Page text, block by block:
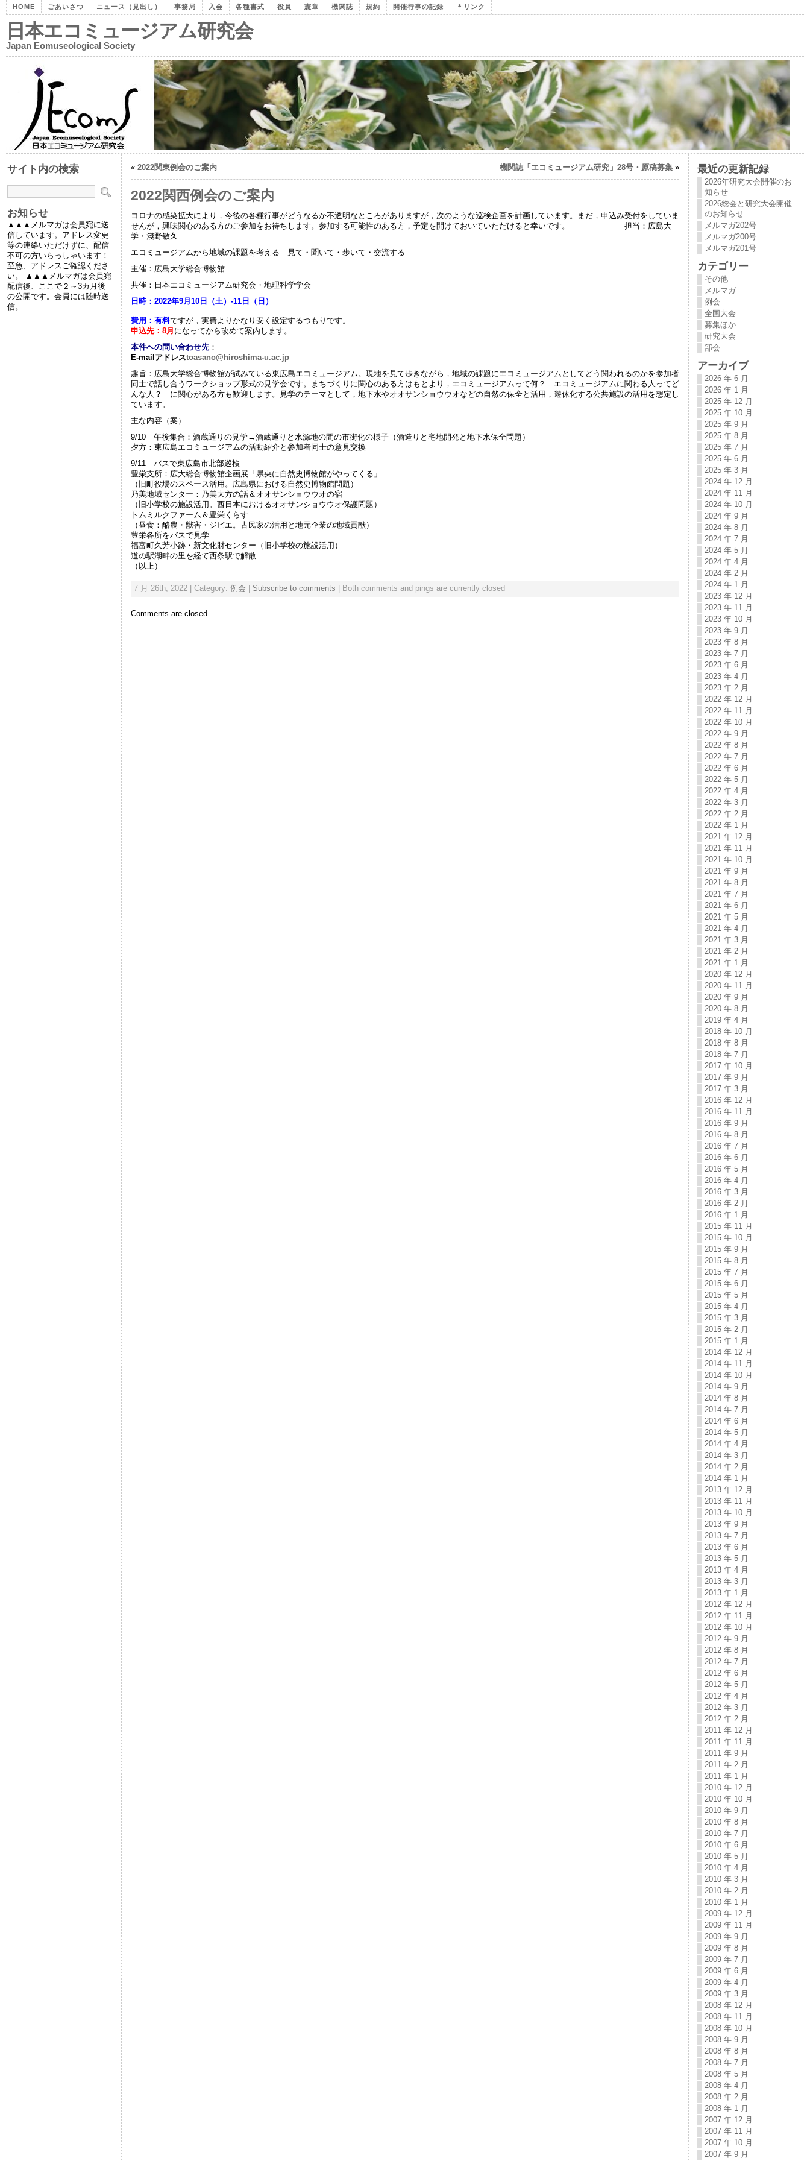
HOME ごあいさつ ニュース（見出し） 事務局 入会 各種書式 役員 憲章 機関誌 規約 開催行事の記録 ＊リンク
日本エコミュージアム研究会
Japan Eomuseological Society
« 2022関東例会のご案内 機関誌「エコミュージアム研究」28号・原稿募集 »
2022関西例会のご案内
コロナの感染拡大により，今後の各種行事がどうなるか不透明なところがありますが，次のような巡検企画を計画しています。まだ，申込み受付をしていま
せんが，興味関心のある方のご参加をお待ちします。参加する可能性のある方，予定を開けておいていただけると幸いです。 担当：広島大
学・淺野敏久
エコミュージアムから地域の課題を考える―見て・聞いて・歩いて・交流する―
主催：広島大学総合博物館
共催：日本エコミュージアム研究会・地理科学学会
日時：2022年9月10日（土）-11日（日）
費用：有料ですが，実費よりかなり安く設定するつもりです。
申込先：8月 になってから改めて案内します。
本件への問い合わせ先：
E-mailアドレスtoasano@hiroshima-u.ac.jp
趣旨：広島大学総合博物館が試みている東広島エコミュージアム。現地を見て歩きながら，地域の課題にエコミュージアムとしてどう関われるのかを参加者
同士で話し合うワークショップ形式の見学会です。まちづくりに関心のある方はもとより，エコミュージアムって何？ エコミュージアムに関わる人ってど
んな人？ に関心がある方も歓迎します。見学のテーマとして，地下水やオオサンショウウオなどの自然の保全と活用，遊休化する公共施設の活用を想定し
ています。
主な内容（案）
9/10 午後集合：酒蔵通りの見学→酒蔵通りと水源地の間の市街化の様子（酒造りと宅地開発と地下水保全問題）
夕方：東広島エコミュージアムの活動紹介と参加者同士の意見交換
9/11 バスで東広島市北部巡検
豊栄支所：広大総合博物館企画展「県央に自然史博物館がやってくる」
（旧町役場のスペース活用。広島県における自然史博物館問題）
乃美地域センター：乃美大方の話＆オオサンショウウオの宿
（旧小学校の施設活用。西日本におけるオオサンショウウオ保護問題）
トムミルクファーム＆豊栄くらす
（昼食：酪農・獣害・ジビエ。古民家の活用と地元企業の地域貢献）
豊栄各所をバスで見学
福富町久芳小跡・新文化財センター（旧小学校の施設活用）
道の駅湖畔の里を経て西条駅で解散
（以上）
7 月 26th, 2022 | Category: 例会 Subscribe to comments | Both comments and pings are currently closed
Comments are closed.
サイト内の検索
お知らせ
▲▲▲メルマガは会員宛に送
信しています。アドレス変更
等の連絡いただけずに、配信
不可の方いらっしゃいます！
至急、アドレスご確認くださ
い。 ▲▲▲メルマガは会員宛
配信後、ここで２～3カ月後
の公開です。会員には随時送
信。
最近の更新記録
2026年研究大会開催のお
知らせ
2026総会と研究大会開催
のお知らせ
メルマガ202号
メルマガ200号
メルマガ201号
カテゴリー
その他
メルマガ
例会
全国大会
募集ほか
研究大会
部会
アーカイブ
2026 年 6 月
2026 年 1 月
2025 年 12 月
2025 年 10 月
2025 年 9 月
2025 年 8 月
2025 年 7 月
2025 年 6 月
2025 年 3 月
2024 年 12 月
2024 年 11 月
2024 年 10 月
2024 年 9 月
2024 年 8 月
2024 年 7 月
2024 年 5 月
2024 年 4 月
2024 年 2 月
2024 年 1 月
2023 年 12 月
2023 年 11 月
2023 年 10 月
2023 年 9 月
2023 年 8 月
2023 年 7 月
2023 年 6 月
2023 年 4 月
2023 年 2 月
2022 年 12 月
2022 年 11 月
2022 年 10 月
2022 年 9 月
2022 年 8 月
2022 年 7 月
2022 年 6 月
2022 年 5 月
2022 年 4 月
2022 年 3 月
2022 年 2 月
2022 年 1 月
2021 年 12 月
2021 年 11 月
2021 年 10 月
2021 年 9 月
2021 年 8 月
2021 年 7 月
2021 年 6 月
2021 年 5 月
2021 年 4 月
2021 年 3 月
2021 年 2 月
2021 年 1 月
2020 年 12 月
2020 年 11 月
2020 年 9 月
2020 年 8 月
2019 年 4 月
2018 年 10 月
2018 年 8 月
2018 年 7 月
2017 年 10 月
2017 年 9 月
2017 年 3 月
2016 年 12 月
2016 年 11 月
2016 年 9 月
2016 年 8 月
2016 年 7 月
2016 年 6 月
2016 年 5 月
2016 年 4 月
2016 年 3 月
2016 年 2 月
2016 年 1 月
2015 年 11 月
2015 年 10 月
2015 年 9 月
2015 年 8 月
2015 年 7 月
2015 年 6 月
2015 年 5 月
2015 年 4 月
2015 年 3 月
2015 年 2 月
2015 年 1 月
2014 年 12 月
2014 年 11 月
2014 年 10 月
2014 年 9 月
2014 年 8 月
2014 年 7 月
2014 年 6 月
2014 年 5 月
2014 年 4 月
2014 年 3 月
2014 年 2 月
2014 年 1 月
2013 年 12 月
2013 年 11 月
2013 年 10 月
2013 年 9 月
2013 年 7 月
2013 年 6 月
2013 年 5 月
2013 年 4 月
2013 年 3 月
2013 年 1 月
2012 年 12 月
2012 年 11 月
2012 年 10 月
2012 年 9 月
2012 年 8 月
2012 年 7 月
2012 年 6 月
2012 年 5 月
2012 年 4 月
2012 年 3 月
2012 年 2 月
2011 年 12 月
2011 年 11 月
2011 年 9 月
2011 年 2 月
2011 年 1 月
2010 年 12 月
2010 年 10 月
2010 年 9 月
2010 年 8 月
2010 年 7 月
2010 年 6 月
2010 年 5 月
2010 年 4 月
2010 年 3 月
2010 年 2 月
2010 年 1 月
2009 年 12 月
2009 年 11 月
2009 年 9 月
2009 年 8 月
2009 年 7 月
2009 年 6 月
2009 年 4 月
2009 年 3 月
2008 年 12 月
2008 年 11 月
2008 年 10 月
2008 年 9 月
2008 年 8 月
2008 年 7 月
2008 年 5 月
2008 年 4 月
2008 年 2 月
2008 年 1 月
2007 年 12 月
2007 年 11 月
2007 年 10 月
2007 年 9 月